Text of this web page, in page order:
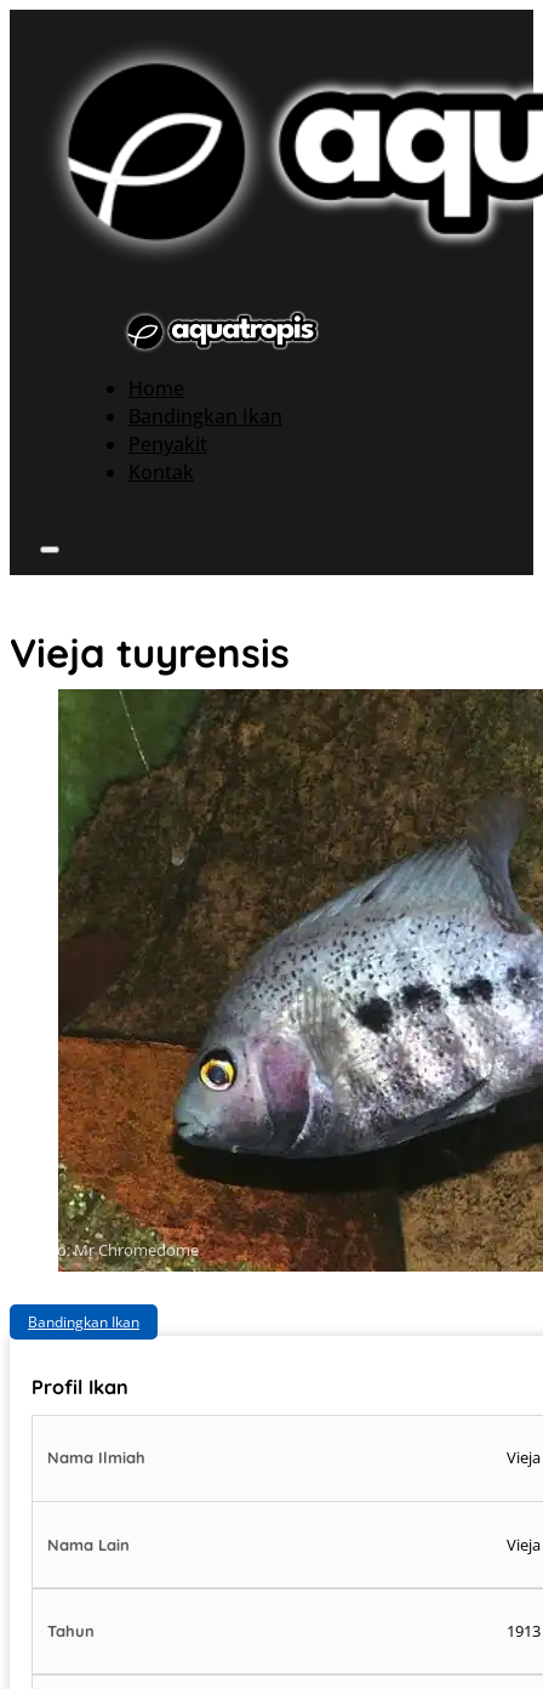
Home
Bandingkan Ikan
Penyakit
Kontak
Vieja tuyrensis
Photo: Mr Chromedome
Bandingkan Ikan
Profil Ikan
Nama Ilmiah
Nama Lain
Tahun 1913